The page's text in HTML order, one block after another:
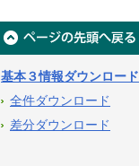
基本３情報ダウンロード
全件ダウンロード
差分ダウンロード